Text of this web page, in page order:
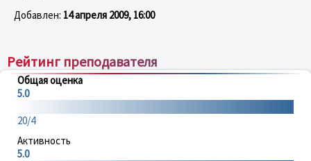
Добавлен: 14 апреля 2009, 16:00
Рейтинг преподавателя
Общая оценка
5.0
20/4
Активность
5.0